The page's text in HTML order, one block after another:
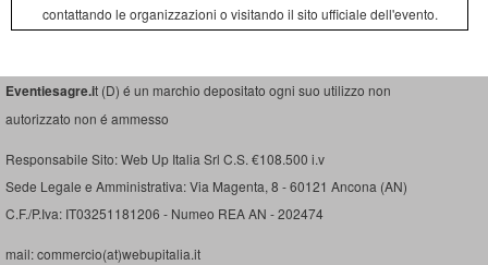
contattando le organizzazioni o visitando il sito ufficiale dell'evento.
Eventiesagre.it (D) é un marchio depositato ogni suo utilizzo non
autorizzato non é ammesso
Responsabile Sito: Web Up Italia Srl C.S. €108.500 i.v
Sede Legale e Amministrativa: Via Magenta, 8 - 60121 Ancona (AN)
C.F./P.Iva: IT03251181206 - Numeo REA AN - 202474
mail: commercio(at)webupitalia.it